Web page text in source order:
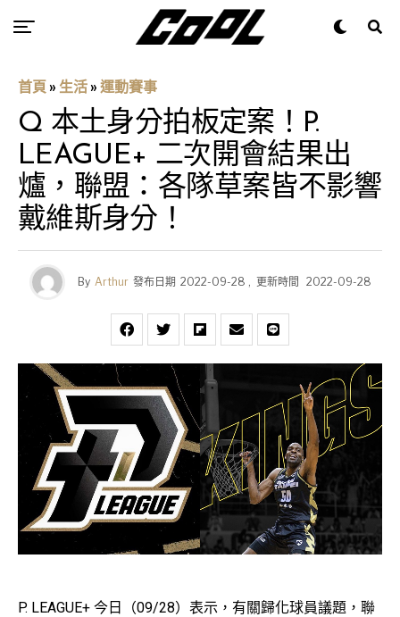
首頁 » 生活 » 運動賽事
Q 本土身分拍板定案！P.
LEAGUE+ 二次開會結果出
爐，聯盟：各隊草案皆不影響
戴維斯身分！
By Arthur 發布日期 2022-09-28 , 更新時間 2022-09-28
P. LEAGUE+ 今日（09/28）表示，有關歸化球員議題，聯